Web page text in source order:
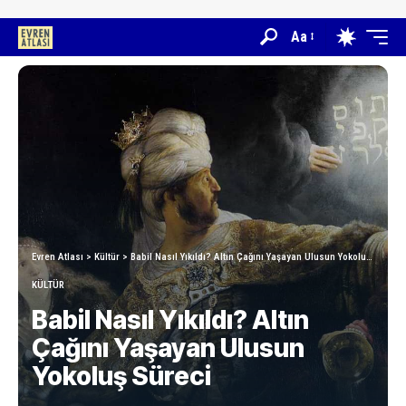
Aa
Evren Atlası > Kültür > Babil Nasıl Yıkıldı? Altın Çağını Yaşayan Ulusun Yokoluş Süreci
KÜLTÜR
Babil Nasıl Yıkıldı? Altın
Çağını Yaşayan Ulusun
Yokoluş Süreci